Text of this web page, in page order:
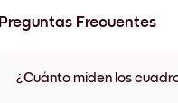
Preguntas Frecuentes
¿Cuánto miden los